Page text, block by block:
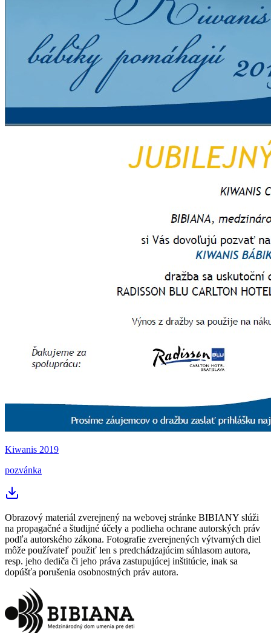
Kiwanis 2019
pozvánka
Obrazový materiál zverejnený na webovej stránke BIBIANY slúži
na propagačné a študijné účely a podlieha ochrane autorských práv
podľa autorského zákona. Fotografie zverejnených výtvarných diel
môže používateľ použiť len s predchádzajúcim súhlasom autora,
resp. jeho dediča či jeho práva zastupujúcej inštitúcie, inak sa
dopúšťa porušenia osobnostných práv autora.